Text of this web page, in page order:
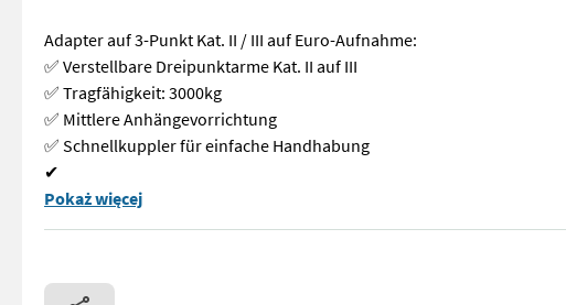
Adapter auf 3-Punkt Kat. II / III auf Euro-Aufnahme:
✅ Verstellbare Dreipunktarme Kat. II auf III
✅ Tragfähigkeit: 3000kg
✅ Mittlere Anhängevorrichtung
✅ Schnellkuppler für einfache Handhabung
✔
✅ 3-Punkt auf Euro-Aufnahme / Euroadapter für Torion_Scorpion ✅
Pokaż więcej